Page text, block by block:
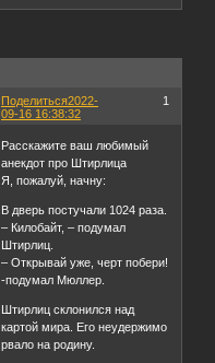
Поделиться 1
2022-
09-16 16:38:32
Расскажите ваш любимый
анекдот про Штирлица
Я, пожалуй, начну:
В дверь постучали 1024 раза.
– Килобайт, – подумал
Штирлиц.
– Открывай уже, черт побери!
-подумал Мюллер.
Штирлиц склонился над
картой мира. Его неудержимо
рвало на родину.